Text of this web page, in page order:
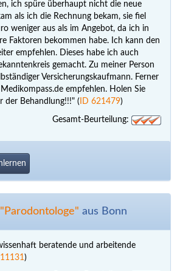
ich spüre überhaupt nicht die neue
als ich die Rechnung bekam, sie fiel
weniger aus als im Angebot, da ich in
Faktoren bekommen habe. Ich kann den
empfehlen. Dieses habe ich auch
gemacht. Zu meiner Person
Versicherungskaufmann. Ferner
empfehlen. Holen Sie
der Behandlung!!!" ( ID 621479)
Gesamt-Beurteilung:
"Parodontologe" aus Bonn
beratende und arbeitende
)